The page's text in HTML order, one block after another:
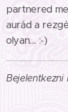
partnered
aurád a
olyan.... :-)
Bejelentkezni